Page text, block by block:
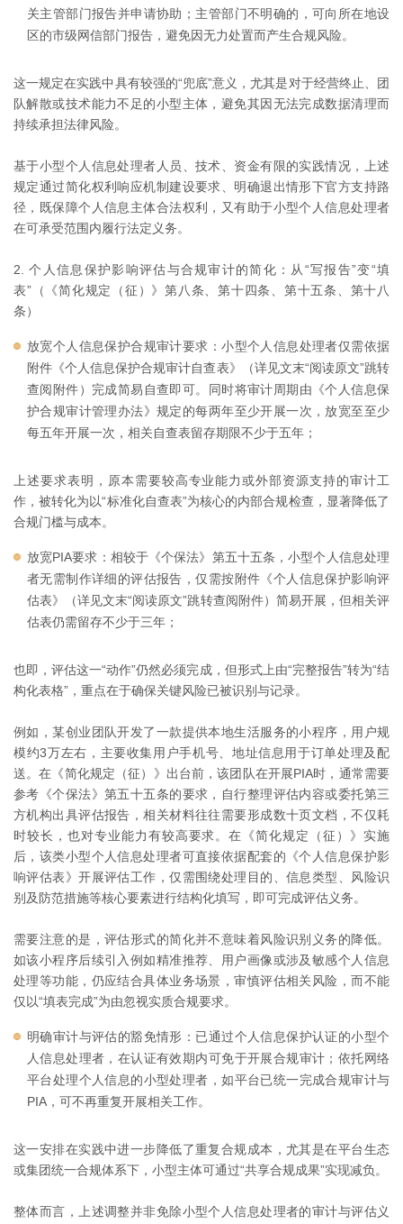
关主管部门报告并申请协助；主管部门不明确的，可向所在地设
区的市级网信部门报告，避免因无力处置而产生合规风险。
这一规定在实践中具有较强的“兜底”意义，尤其是对于经营终止、团
队解散或技术能力不足的小型主体，避免其因无法完成数据清理而
持续承担法律风险。
基于小型个人信息处理者人员、技术、资金有限的实践情况，上述
规定通过简化权利响应机制建设要求、明确退出情形下官方支持路
径，既保障个人信息主体合法权利，又有助于小型个人信息处理者
在可承受范围内履行法定义务。
2. 个人信息保护影响评估与合规审计的简化：从“写报告”变“填
表”（《简化规定（征）》第八条、第十四条、第十五条、第十八
条）
放宽个人信息保护合规审计要求：小型个人信息处理者仅需依据
附件《个人信息保护合规审计自查表》（详见文末“阅读原文”跳转
查阅附件）完成简易自查即可。同时将审计周期由《个人信息保
护合规审计管理办法》规定的每两年至少开展一次，放宽至至少
每五年开展一次，相关自查表留存期限不少于五年；
上述要求表明，原本需要较高专业能力或外部资源支持的审计工
作，被转化为以“标准化自查表”为核心的内部合规检查，显著降低了
合规门槛与成本。
放宽PIA要求：相较于《个保法》第五十五条，小型个人信息处理
者无需制作详细的评估报告，仅需按附件《个人信息保护影响评
估表》（详见文末“阅读原文”跳转查阅附件）简易开展，但相关评
估表仍需留存不少于三年；
也即，评估这一“动作”仍然必须完成，但形式上由“完整报告”转为“结
构化表格”，重点在于确保关键风险已被识别与记录。
例如，某创业团队开发了一款提供本地生活服务的小程序，用户规
模约3万左右，主要收集用户手机号、地址信息用于订单处理及配
送。在《简化规定（征）》出台前，该团队在开展PIA时，通常需要
参考《个保法》第五十五条的要求，自行整理评估内容或委托第三
方机构出具评估报告，相关材料往往需要形成数十页文档，不仅耗
时较长，也对专业能力有较高要求。在《简化规定（征）》实施
后，该类小型个人信息处理者可直接依据配套的《个人信息保护影
响评估表》开展评估工作，仅需围绕处理目的、信息类型、风险识
别及防范措施等核心要素进行结构化填写，即可完成评估义务。
需要注意的是，评估形式的简化并不意味着风险识别义务的降低。
如该小程序后续引入例如精准推荐、用户画像或涉及敏感个人信息
处理等功能，仍应结合具体业务场景，审慎评估相关风险，而不能
仅以“填表完成”为由忽视实质合规要求。
明确审计与评估的豁免情形：已通过个人信息保护认证的小型个
人信息处理者，在认证有效期内可免于开展合规审计；依托网络
平台处理个人信息的小型处理者，如平台已统一完成合规审计与
PIA，可不再重复开展相关工作。
这一安排在实践中进一步降低了重复合规成本，尤其是在平台生态
或集团统一合规体系下，小型主体可通过“共享合规成果”实现减负。
整体而言，上述调整并非免除小型个人信息处理者的审计与评估义